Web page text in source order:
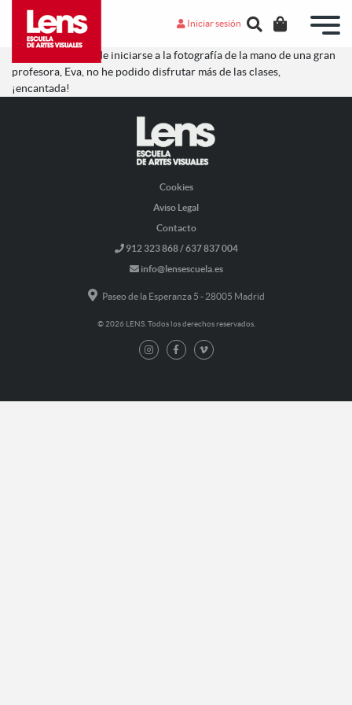
Iniciar sesión
Una gran manera de iniciarse a la fotografía de la mano de una gran
profesora, Eva, no he podido disfrutar más de las clases,
¡encantada!
Cookies
Aviso Legal
Contacto
912 323 868 / 637 837 004
info@lensescuela.es
Paseo de la Esperanza 5 - 28005 Madrid
© 2026 LENS. Todos los derechos reservados.